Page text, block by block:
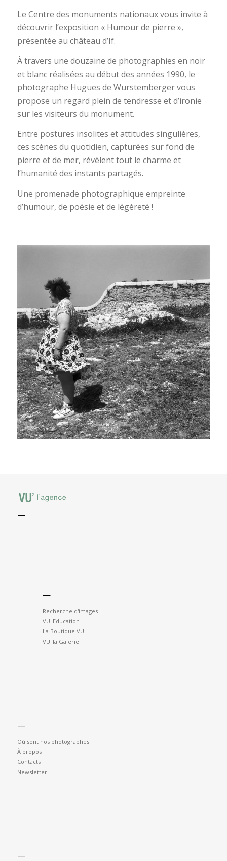
Le Centre des monuments nationaux vous invite à
découvrir l’exposition « Humour de pierre »,
présentée au château d’If.
À travers une douzaine de photographies en noir
et blanc réalisées au début des années 1990, le
photographe Hugues de Wurstemberger vous
propose un regard plein de tendresse et d’ironie
sur les visiteurs du monument.
Entre postures insolites et attitudes singulières,
ces scènes du quotidien, capturées sur fond de
pierre et de mer, révèlent tout le charme et
l’humanité des instants partagés.
Une promenade photographique empreinte
d’humour, de poésie et de légèreté !
—
—
Recherche d'images
VU' Education
La Boutique VU'
VU' la Galerie
—
Où sont nos photographes
À propos
Contacts
Newsletter
—